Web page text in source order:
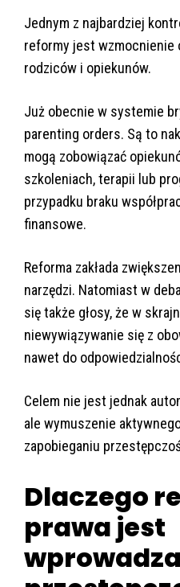
Jednym z najbardziej
reformy jest wzmocnienie
rodziców i opiekunów.
Już obecnie w systemie
parenting orders. Są to
mogą zobowiązać
szkoleniach, terapii lub
przypadku braku
finansowe.
Reforma zakłada
narzędzi. Natomiast w
się także głosy, że w
niewywiązywanie się z
nawet do
Celem nie jest jednak
ale wymuszenie
zapobieganiu
Dlaczego
prawa jest